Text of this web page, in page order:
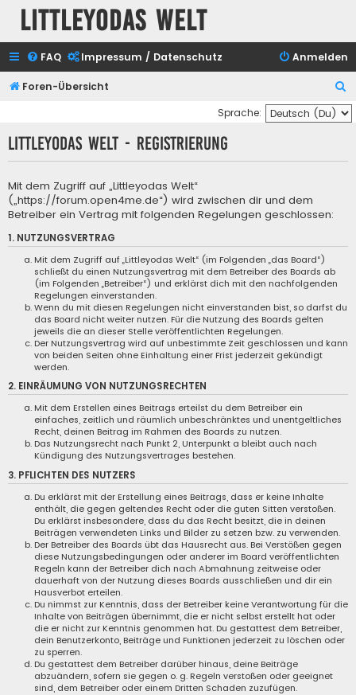
Littleyodas Welt
FAQ Impressum / Datenschutz Anmelden
Foren-Übersicht
u
c
Sprache:
Littleyodas Welt - Registrierung
Mit dem Zugriff auf „Littleyodas Welt“
(„https://forum.open4me.de“) wird zwischen dir und dem
Betreiber ein Vertrag mit folgenden Regelungen geschlossen:
1. NUTZUNGSVERTRAG
Mit dem Zugriff auf „Littleyodas Welt“ (im Folgenden „das Board“)
schließt du einen Nutzungsvertrag mit dem Betreiber des Boards ab
(im Folgenden „Betreiber“) und erklärst dich mit den nachfolgenden
Regelungen einverstanden.
Wenn du mit diesen Regelungen nicht einverstanden bist, so darfst du
das Board nicht weiter nutzen. Für die Nutzung des Boards gelten
jeweils die an dieser Stelle veröffentlichten Regelungen.
Der Nutzungsvertrag wird auf unbestimmte Zeit geschlossen und kann
von beiden Seiten ohne Einhaltung einer Frist jederzeit gekündigt
werden.
2. EINRÄUMUNG VON NUTZUNGSRECHTEN
Mit dem Erstellen eines Beitrags erteilst du dem Betreiber ein
einfaches, zeitlich und räumlich unbeschränktes und unentgeltliches
Recht, deinen Beitrag im Rahmen des Boards zu nutzen.
Das Nutzungsrecht nach Punkt 2, Unterpunkt a bleibt auch nach
Kündigung des Nutzungsvertrages bestehen.
3. PFLICHTEN DES NUTZERS
Du erklärst mit der Erstellung eines Beitrags, dass er keine Inhalte
enthält, die gegen geltendes Recht oder die guten Sitten verstoßen.
Du erklärst insbesondere, dass du das Recht besitzt, die in deinen
Beiträgen verwendeten Links und Bilder zu setzen bzw. zu verwenden.
Der Betreiber des Boards übt das Hausrecht aus. Bei Verstößen gegen
diese Nutzungsbedingungen oder anderer im Board veröffentlichten
Regeln kann der Betreiber dich nach Abmahnung zeitweise oder
dauerhaft von der Nutzung dieses Boards ausschließen und dir ein
Hausverbot erteilen.
Du nimmst zur Kenntnis, dass der Betreiber keine Verantwortung für die
Inhalte von Beiträgen übernimmt, die er nicht selbst erstellt hat oder
die er nicht zur Kenntnis genommen hat. Du gestattest dem Betreiber,
dein Benutzerkonto, Beiträge und Funktionen jederzeit zu löschen oder
zu sperren.
Du gestattest dem Betreiber darüber hinaus, deine Beiträge
abzuändern, sofern sie gegen o. g. Regeln verstoßen oder geeignet
sind, dem Betreiber oder einem Dritten Schaden zuzufügen.